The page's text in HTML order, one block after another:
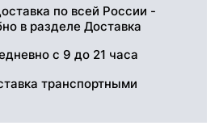
по всей России -
в разделе Доставка
с 9 до 21 часа
транспортными